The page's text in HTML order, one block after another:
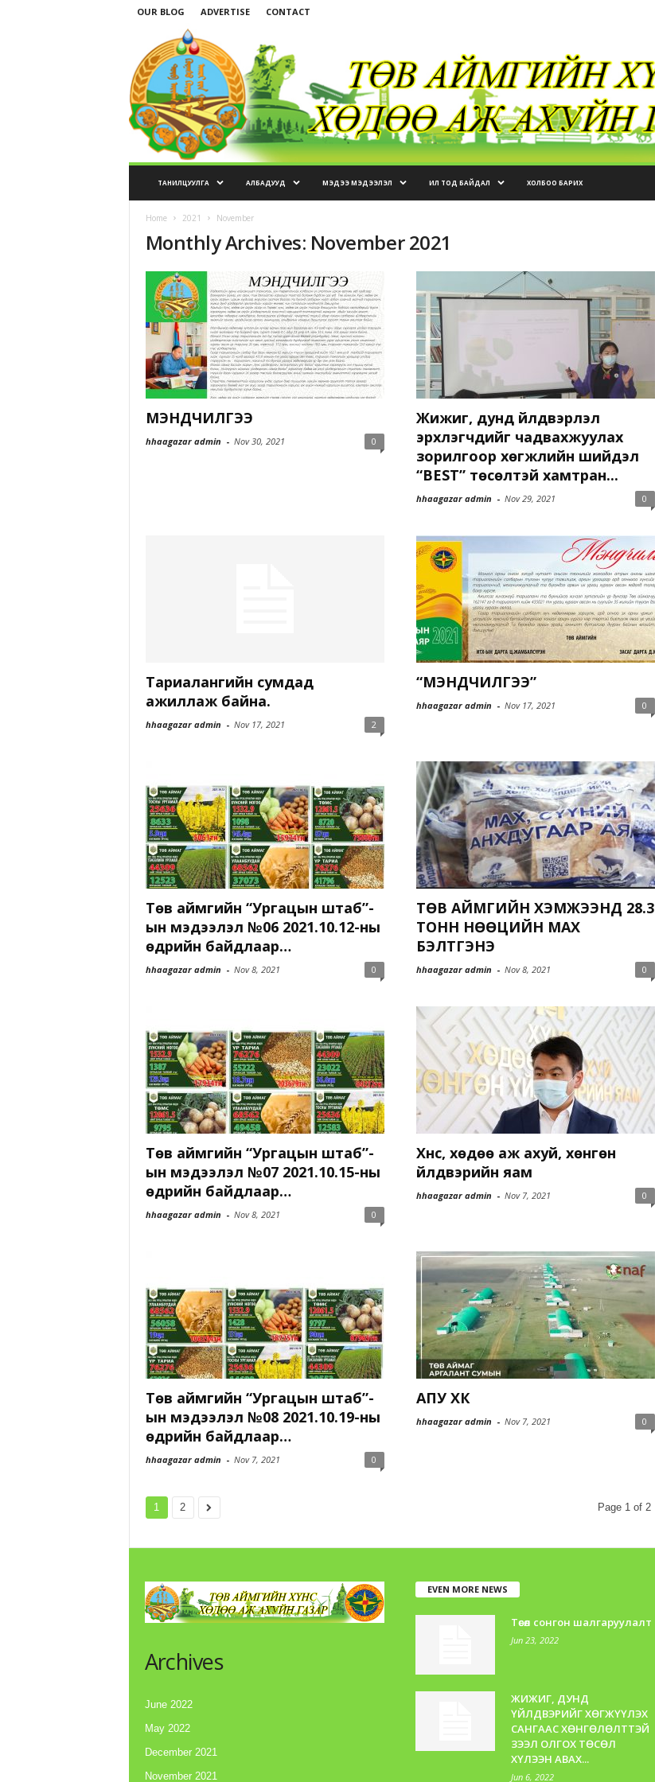
OUR BLOG ADVERTISE CONTACT
ТАНИЛЦУУЛГА АЛБАДУУД МЭДЭЭ МЭДЭЭЛЭЛ ИЛ ТОД БАЙДАЛ ХОЛБОО БАРИХ
Home 2021 November
Monthly Archives: November 2021
МЭНДЧИЛГЭЭ
hhaagazar admin - Nov 30, 2021 0
Жижиг, дунд үйлдвэрлэл
эрхлэгчдийг чадвахжуулах
зорилгоор хөгжлийн шийдэл
“BEST” төсөлтэй хамтран...
hhaagazar admin - Nov 29, 2021 0
Тариалангийн сумдад
ажиллаж байна.
hhaagazar admin - Nov 17, 2021 2
“МЭНДЧИЛГЭЭ”
hhaagazar admin - Nov 17, 2021 0
Төв аймгийн “Ургацын штаб”-
ын мэдээлэл №06 2021.10.12-ны
өдрийн байдлаар…
hhaagazar admin - Nov 8, 2021 0
ТӨВ АЙМГИЙН ХЭМЖЭЭНД 28.3
ТОНН НӨӨЦИЙН МАХ
БЭЛТГЭНЭ
hhaagazar admin - Nov 8, 2021 0
Төв аймгийн “Ургацын штаб”-
ын мэдээлэл №07 2021.10.15-ны
өдрийн байдлаар…
hhaagazar admin - Nov 8, 2021 0
Хүнс, хөдөө аж ахуй, хөнгөн
үйлдвэрийн яам
hhaagazar admin - Nov 7, 2021 0
Төв аймгийн “Ургацын штаб”-
ын мэдээлэл №08 2021.10.19-ны
өдрийн байдлаар…
hhaagazar admin - Nov 7, 2021 0
АПУ ХК
hhaagazar admin - Nov 7, 2021 0
1 2 Page 1 of 2
Archives
June 2022
May 2022
December 2021
November 2021
EVEN MORE NEWS
Төсөл сонгон шалгаруулалт
Jun 23, 2022
ЖИЖИГ, ДУНД
ҮЙЛДВЭРИЙГ ХӨГЖҮҮЛЭХ
САНГААС ХӨНГӨЛӨЛТТЭЙ
ЗЭЭЛ ОЛГОХ ТӨСӨЛ
ХҮЛЭЭН АВАХ...
Jun 6, 2022